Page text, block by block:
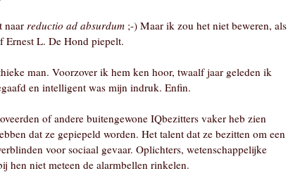
naarreductio ad absurdum ;-) Maar ik zou het niet beweren, als
Ernest L. De Hond piepelt.
man. Voorzover ik hem ken hoor, twaalf jaar geleden ik
en intelligent was mijn indruk. Enfin.
of andere buitengewone IQbezitters vaker heb zien
dat ze gepiepeld worden. Het talent dat ze bezitten om een
voor sociaal gevaar. Oplichters, wetenschappelijke
hen niet meteen de alarmbellen rinkelen.